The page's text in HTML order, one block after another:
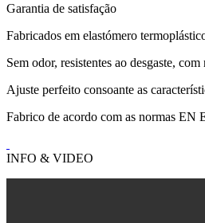
Garantia de satisfação
Fabricados em elastómero
Sem odor, resistentes ao desgaste,
Ajuste perfeito consoante as
Fabrico de acordo com as normas EN
INFO & VIDEO